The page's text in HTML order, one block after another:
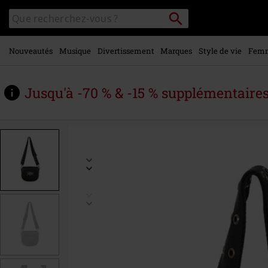
contenu
principal
Rechercher
sur
le
catalogue
Rechercher
Nouveautés Musique Divertissement Marques Style de vie
Jusqu'à -70 % & -15 %
www.large.be/fr/p/eternal-
585811St.html